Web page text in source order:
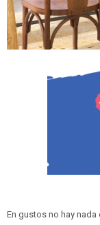
En gustos no hay